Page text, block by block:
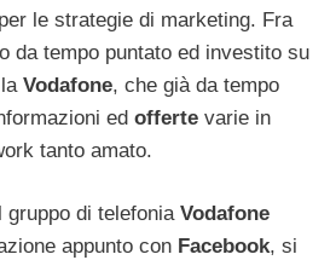
le strategie di marketing. Fra
da tempo puntato ed investito su
Vodafone, che già da tempo
ed offerte varie in
tanto amato.
gruppo di telefonia Vodafone
appunto con Facebook, si